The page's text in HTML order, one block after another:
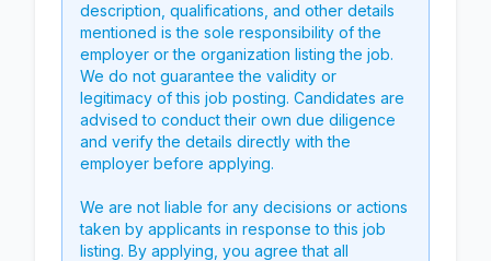
description, qualifications, and other details
mentioned is the sole responsibility of the
employer or the organization listing the job.
We do not guarantee the validity or
legitimacy of this job posting. Candidates are
advised to conduct their own due diligence
and verify the details directly with the
employer before applying.
We are not liable for any decisions or actions
taken by applicants in response to this job
listing. By applying, you agree that all